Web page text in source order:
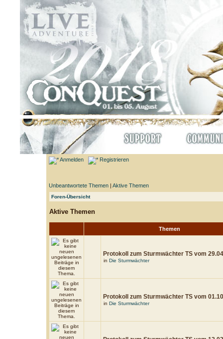
Anmelden Registrieren
Unbeantwortete Themen | Aktive Themen
Foren-Übersicht
Aktive Themen
Themen
Protokoll zum Sturmwächter TS vom
in Die Sturmwächter
Protokoll zum Sturmwächter TS vom
in Die Sturmwächter